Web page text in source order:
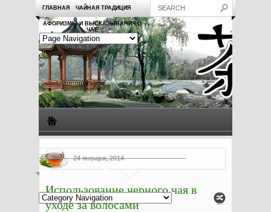
ГЛАВНАЯ ЧАЙНАЯ ТРАДИЦИЯ
АФОРИЗМЫ И ВЫСКАЗЫВАНИЯ О
ЧАЕ
Рецепты с чаем Полезные свойства чая
24 января, 2014
Использование черного чая в
уходе за волосами